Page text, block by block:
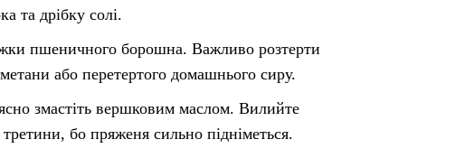
та дрібку солі.
пшеничного борошна. Важливо розтерти
або перетертого домашнього сиру.
змастіть вершковим маслом. Вилийте
бо пряженя сильно підніметься.